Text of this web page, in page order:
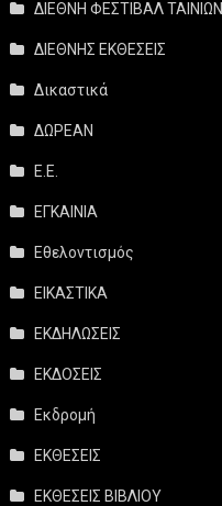
ΔΙΕΘΝΗ ΦΕΣΤΙΒΑΛ ΤΑΙΝΙΩΝ
ΔΙΕΘΝΗΣ ΕΚΘΕΣΕΙΣ
Δικαστικά
ΔΩΡΕΑΝ
Ε.Ε.
ΕΓΚΑΙΝΙΑ
Εθελοντισμός
ΕΙΚΑΣΤΙΚΑ
ΕΚΔΗΛΩΣΕΙΣ
ΕΚΔΟΣΕΙΣ
Εκδρομή
ΕΚΘΕΣΕΙΣ
ΕΚΘΕΣΕΙΣ ΒΙΒΛΙΟΥ